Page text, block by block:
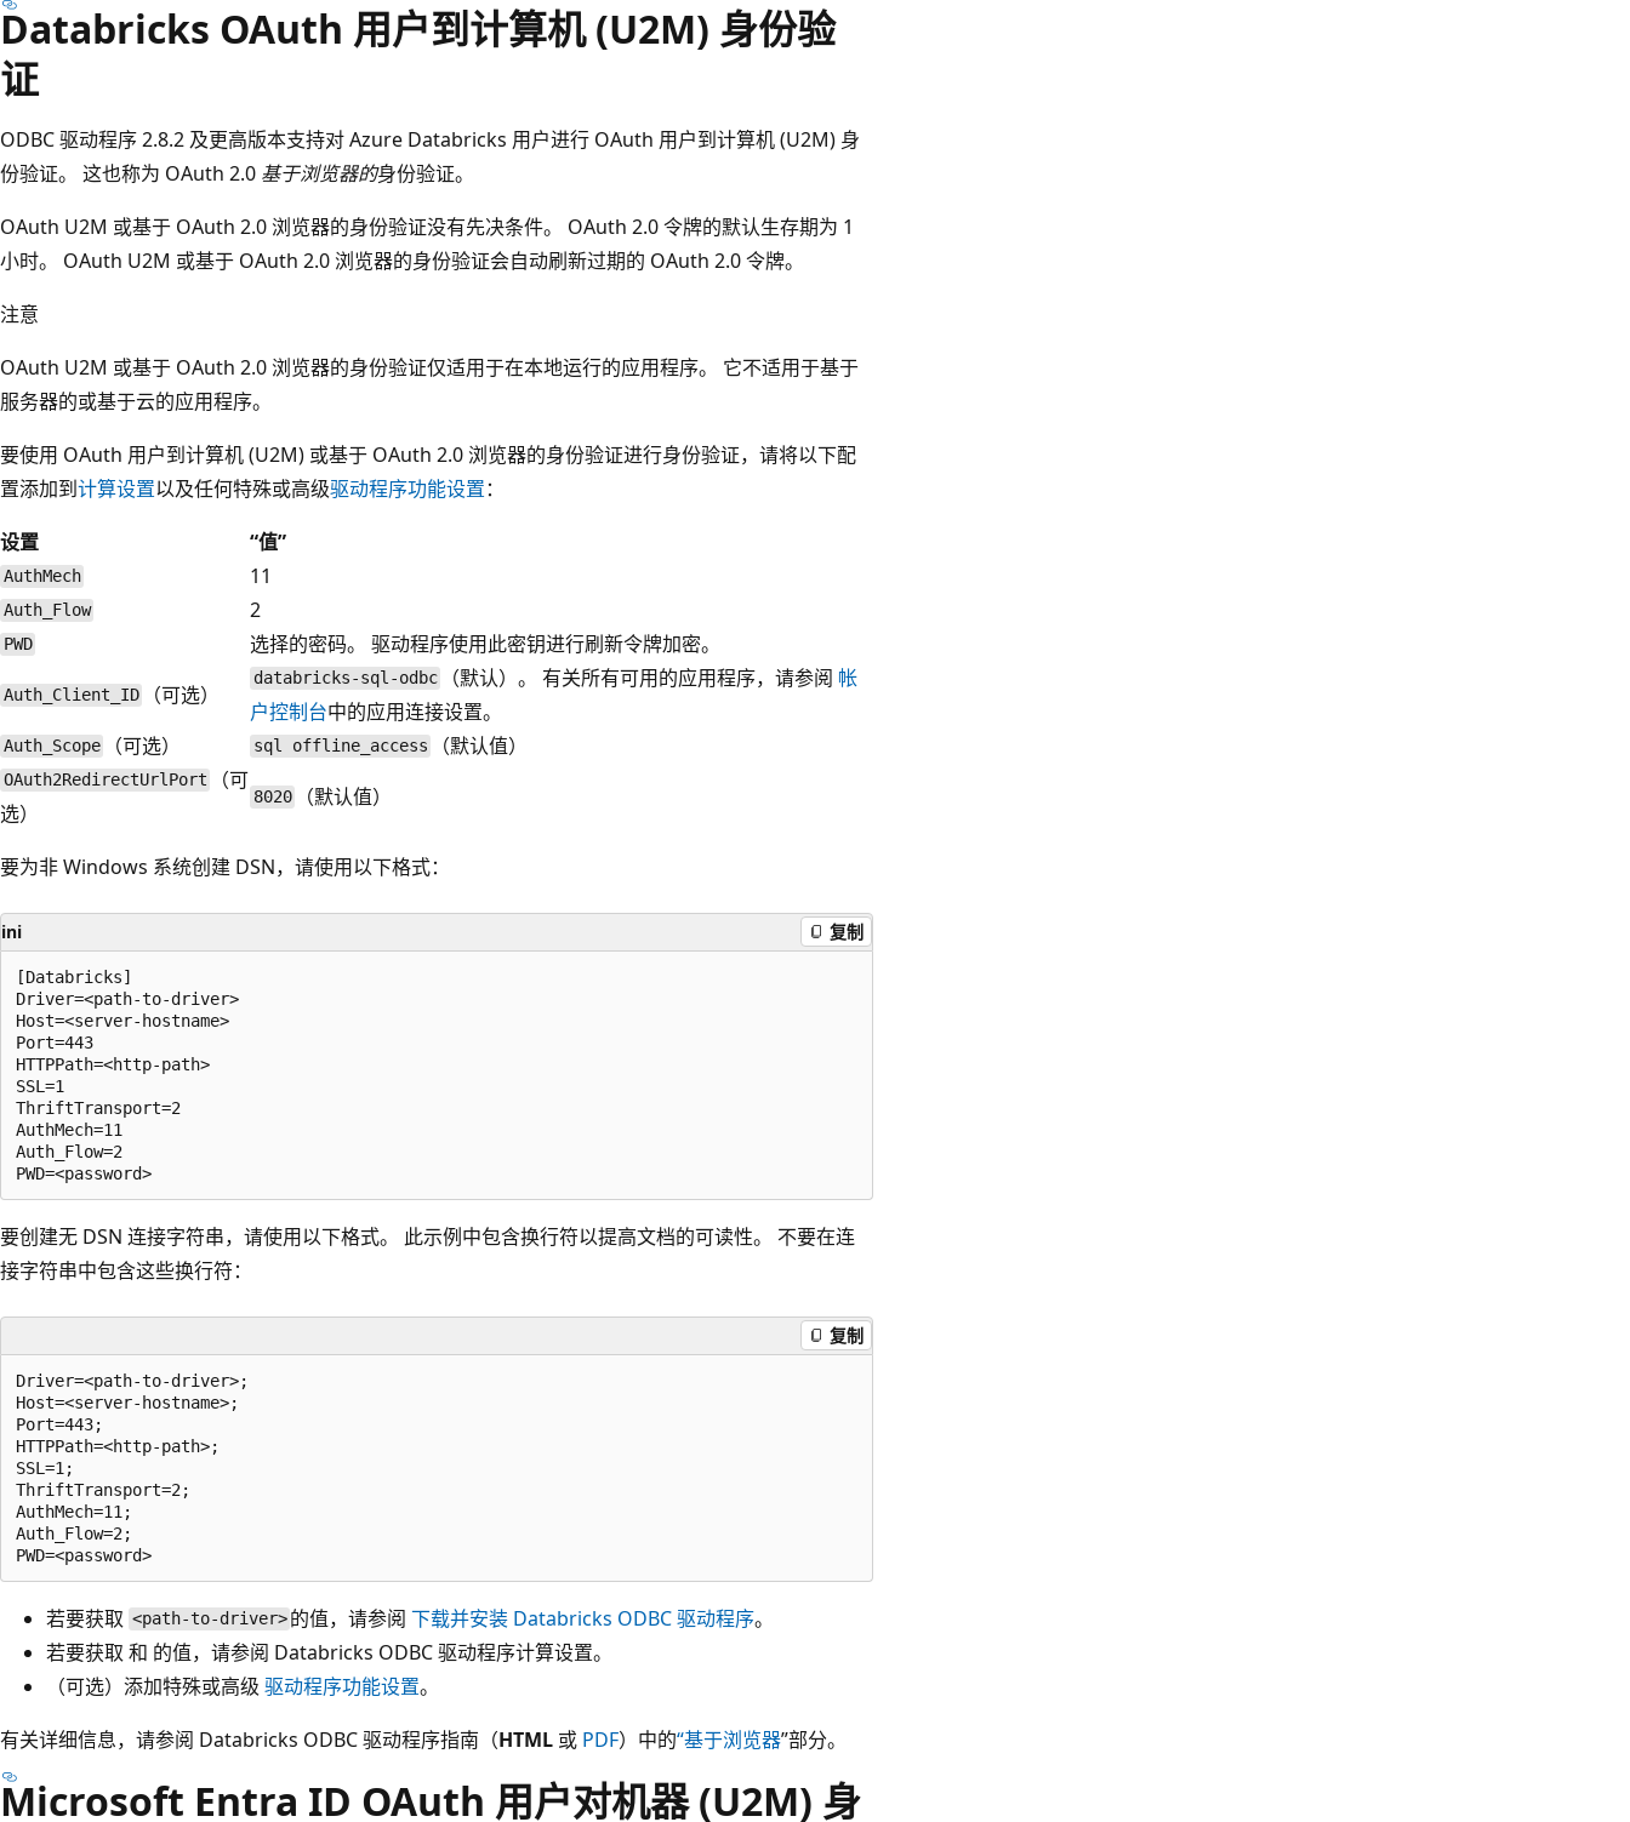
Databricks OAuth 用户到计算机 (U2M) 身份验
证
ODBC 驱动程序 2.8.2 及更高版本支持对 Azure Databricks 用户进行 OAuth 用户到计算机 (U2M) 身
份验证。 这也称为 OAuth 2.0 基于浏览器的身份验证。
OAuth U2M 或基于 OAuth 2.0 浏览器的身份验证没有先决条件。 OAuth 2.0 令牌的默认生存期为 1
小时。 OAuth U2M 或基于 OAuth 2.0 浏览器的身份验证会自动刷新过期的 OAuth 2.0 令牌。
注意
OAuth U2M 或基于 OAuth 2.0 浏览器的身份验证仅适用于在本地运行的应用程序。 它不适用于基于
服务器的或基于云的应用程序。
要使用 OAuth 用户到计算机 (U2M) 或基于 OAuth 2.0 浏览器的身份验证进行身份验证，请将以下配
置添加到计算设置以及任何特殊或高级驱动程序功能设置：
设置
“值”
AuthMech 11
Auth_Flow 2
PWD 选择的密码。 驱动程序使用此密钥进行刷新令牌加密。
Auth_Client_ID （可选）
databricks-sql-odbc （默认）。 有关所有可用的应用程序，请参阅 帐
户控制台中的应用连接设置。
Auth_Scope （可选） sql offline_access （默认值）
OAuth2RedirectUrlPort
（可
选）
8020 （默认值）
要为非 Windows 系统创建 DSN，请使用以下格式：
ini 复制
[Databricks]
Driver=<path-to-driver>
Host=<server-hostname>
Port=443
HTTPPath=<http-path>
SSL=1
ThriftTransport=2
AuthMech=11
Auth_Flow=2
要创建无 DSN 连接字符串，请使用以下格式。 此示例中包含换行符以提高文档的可读性。 不要在连
接字符串中包含这些换行符：
复制
Driver=<path-to-driver>;
Host=<server-hostname>;
Port=443;
HTTPPath=<http-path>;
SSL=1;
ThriftTransport=2;
AuthMech=11;
Auth_Flow=2;
若要获取 <path-to-driver> 的值，请参阅下载并安装 Databricks ODBC 驱动程序。
若要获取 和 的值，请参阅 Databricks ODBC 驱动程序计算设置。
（可选）添加特殊或高级 驱动程序功能设置。
有关详细信息，请参阅 Databricks ODBC 驱动程序指南（HTML 或 PDF）中的“基于浏览器”部分。
Microsoft Entra ID OAuth 用户对机器 (U2M) 身